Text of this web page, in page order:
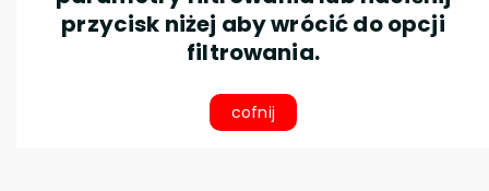
przycisk niżej aby wrócić do opcji
filtrowania.
cofnij